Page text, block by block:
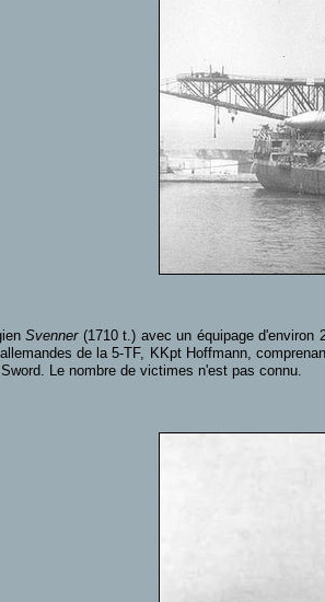
Svenner(1710 t.) avec un équipage d'environ
de la 5-TF, KKpt Hoffmann,
Le nombre de victimes n'est pas connu.